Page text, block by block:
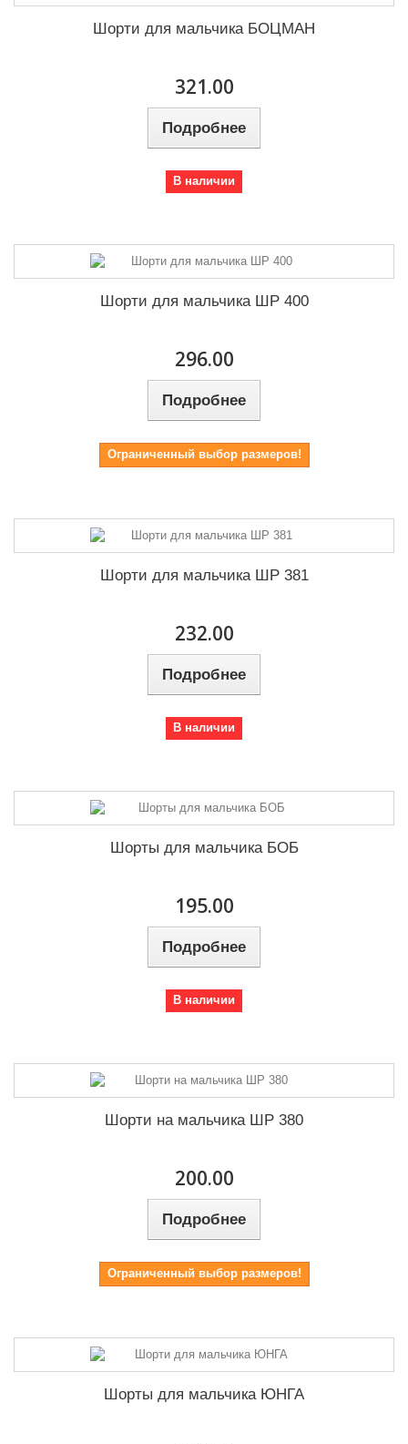
Шорти для мальчика БОЦМАН
321.00
Подробнее
В наличии
Шорти для мальчика ШР 400
296.00
Подробнее
Ограниченный выбор размеров!
Шорти для мальчика ШР 381
232.00
Подробнее
В наличии
Шорты для мальчика БОБ
195.00
Подробнее
В наличии
Шорти на мальчика ШР 380
200.00
Подробнее
Ограниченный выбор размеров!
Шорты для мальчика ЮНГА